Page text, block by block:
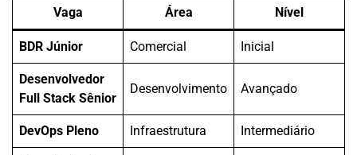
Vaga Área Nível
BDR Júnior Comercial Inicial
Desenvolvedor
Full Stack Sênior
Desenvolvimento Avançado
DevOps Pleno Infraestrutura Intermediário